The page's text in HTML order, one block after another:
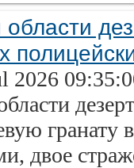
2026
гранату
двое